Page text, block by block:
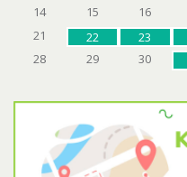
14
15 16
21
22 23
28
29 30